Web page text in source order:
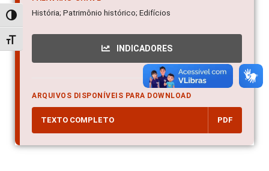
Alternar alto contraste
Alternar tamanho da fonte
História; Patrimônio histórico; Edifícios
INDICADORES
ARQUIVOS DISPONÍVEIS PARA DOWNLOAD
TEXTO COMPLETO PDF